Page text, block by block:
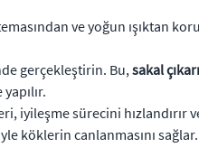
ve yoğun ışıktan
gerçekleştirin. Bu, sakal
iyileşme sürecini hızlandırır
köklerin canlanmasını sağlar.